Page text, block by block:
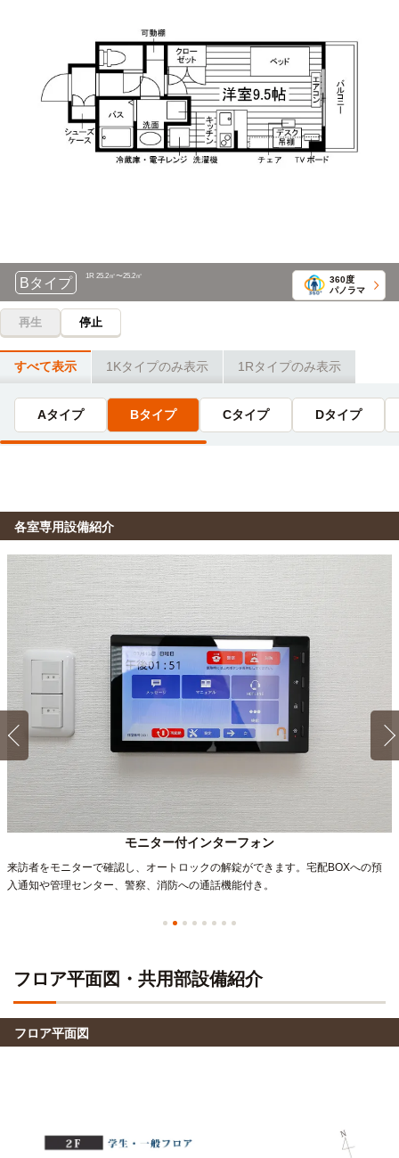
(約1.5km)
専修学校盛岡中央ゼミナール
自転車
7分
(約1.6km)
盛岡第一高等学校
自転車
8分
(約1.8km)
自転車
Bタイプ 1R 25.2㎡〜25.2㎡
360度
パノラマ
Aタイプ 1K 25.2㎡〜25.2㎡
Bタイプ 1R 25.2㎡〜25.2㎡
再生 停止
すべて表示 1Kタイプのみ表示 1Rタイプのみ表示
Aタイプ Bタイプ Cタイプ Dタイプ
各室専用設備紹介
モニター付インターフォン
来訪者をモニターで確認し、オートロックの解錠ができます。宅配BOXへの預
入通知や管理センター、警察、消防への通話機能付き。
フロア平面図・共用部設備紹介
フロア平面図